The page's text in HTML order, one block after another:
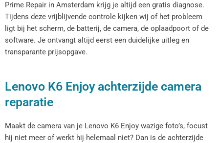
Prime Repair in Amsterdam krijg je altijd een gratis diagnose.
Tijdens deze vrijblijvende controle kijken wij of het probleem
ligt bij het scherm, de batterij, de camera, de oplaadpoort of de
software. Je ontvangt altijd eerst een duidelijke uitleg en
transparante prijsopgave.
Lenovo K6 Enjoy achterzijde camera
reparatie
Maakt de camera van je Lenovo K6 Enjoy wazige foto’s, focust
hij niet meer of werkt hij helemaal niet? Dan is de achterzijde